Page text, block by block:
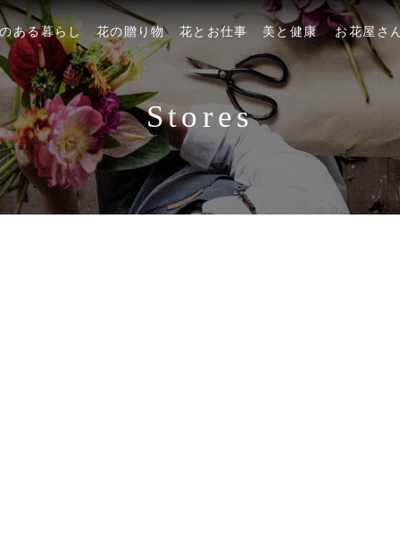
ある暮らし 花の贈り物 花とお仕事 美と健康 お花屋さ
Stores